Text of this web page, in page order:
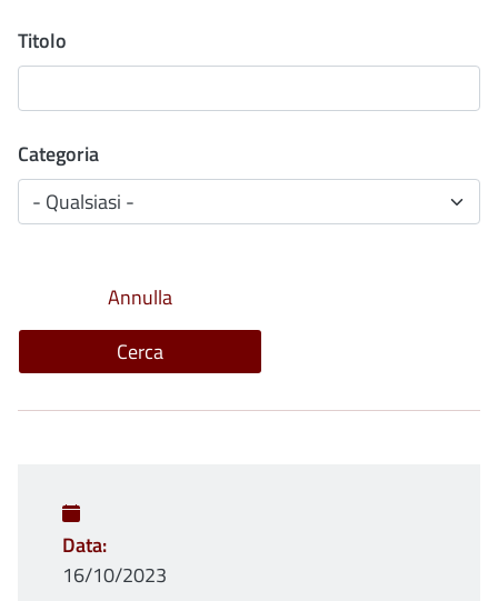
Titolo
Categoria
Data
16/10/2023